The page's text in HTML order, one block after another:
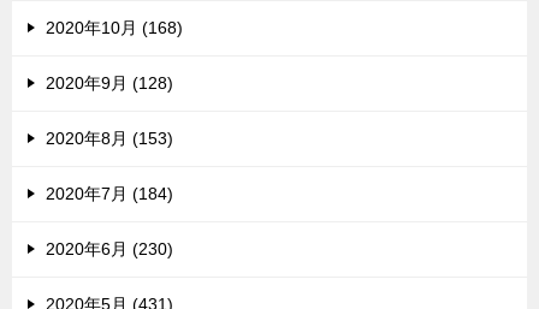
2020年10月 (168)
2020年9月 (128)
2020年8月 (153)
2020年7月 (184)
2020年6月 (230)
2020年5月 (431)